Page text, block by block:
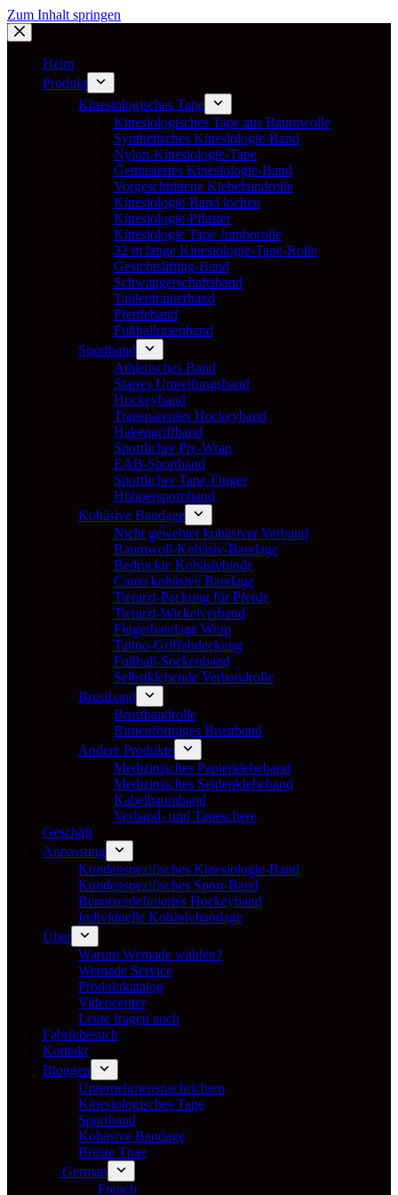
Zum Inhalt springen
Heim
Produkt
Kinesiologisches Tape
Kinesiologisches Tape aus Baumwolle
Synthetisches Kinesiologie-Band
Nylon-Kinesiologie-Tape
Gemustertes Kinesiologie-Band
Vorgeschnittene Klebebandrolle
Kinesiologie-Band lochen
Kinesiologie-Pflaster
Kinesiologie Tape Jumborolle
32 m lange Kinesiologie-Tape-Rolle
Gesichtslifting-Band
Schwangerschaftsband
Taillentrainerband
Pferdeband
Fußballrasenband
Sportband
Athletisches Band
Starres Umreifungsband
Hockeyband
Transparentes Hockeyband
Hakengriffband
Sportlicher Pre-Wrap
EAB-Sportband
Sportlicher Tape-Finger
Hühnerspornband
Kohäsive Bandage
Nicht gewebter kohäsiver Verband
Baumwoll-Kohäsiv-Bandage
Bedruckte Kohäsivbinde
Camo kohäsive Bandage
Tierarzt-Packung für Pferde
Tierarzt-Wickelverband
Fingerbandage Wrap
Tattoo-Griffabdeckung
Fußball-Sockenband
Selbstklebende Verbandrolle
Brustband
Brustbandrolle
Birnenförmiges Brustband
Andere Produkte
Medizinisches Papierklebeband
Medizinisches Seidenklebeband
Kabelbaumband
Verband- und Tapeschere
Geschäft
Anpassung
Kundenspezifisches Kinesiologie-Band
Kundenspezifisches Sport-Band
Benutzerdefiniertes Hockeyband
Individuelle Kohäsivbandage
Über
Warum Wemade wählen?
Wemade Service
Produktkatalog
Videocenter
Leute fragen auch
Fabrikbesuch
Kontakt
Bloggen
Unternehmensnachrichten
Kinesiologisches Tape
Sportband
Kohäsive Bandage
Brüste Tpae
German
French